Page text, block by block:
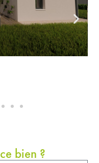
bien ?